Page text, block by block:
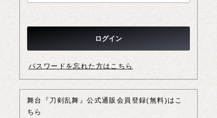
パスワードを忘れた方はこちら
舞台『刀剣乱舞』公式通販会員登録(無料)はこ
ちら